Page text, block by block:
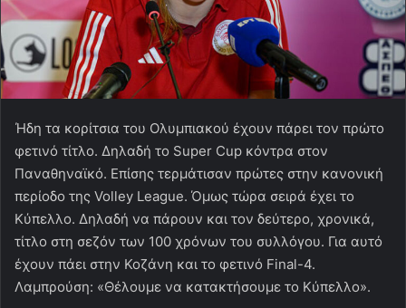
Ήδη τα κορίτσια του Ολυμπιακού έχουν πάρει τον πρώτο
φετινό τίτλο. Δηλαδή το Super Cup κόντρα στον
Παναθηναϊκό. Επίσης τερμάτισαν πρώτες στην κανονική
περίοδο της Volley League. Όμως τώρα σειρά έχει το
Κύπελλο. Δηλαδή να πάρουν και τον δεύτερο, χρονικά,
τίτλο στη σεζόν των 100 χρόνων του συλλόγου. Για αυτό
έχουν πάει στην Κοζάνη και το φετινό Final-4.
Λαμπρούση: «Θέλουμε να κατακτήσουμε το Κύπελλο».